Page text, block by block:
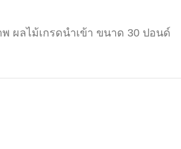
ผลไม้เกรดนำเข้า ขนาด 30 ปอนด์